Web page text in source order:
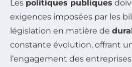
Les politiques publiques
exigences imposées par les
législation en matière de
constante évolution, offrant
l’engagement des